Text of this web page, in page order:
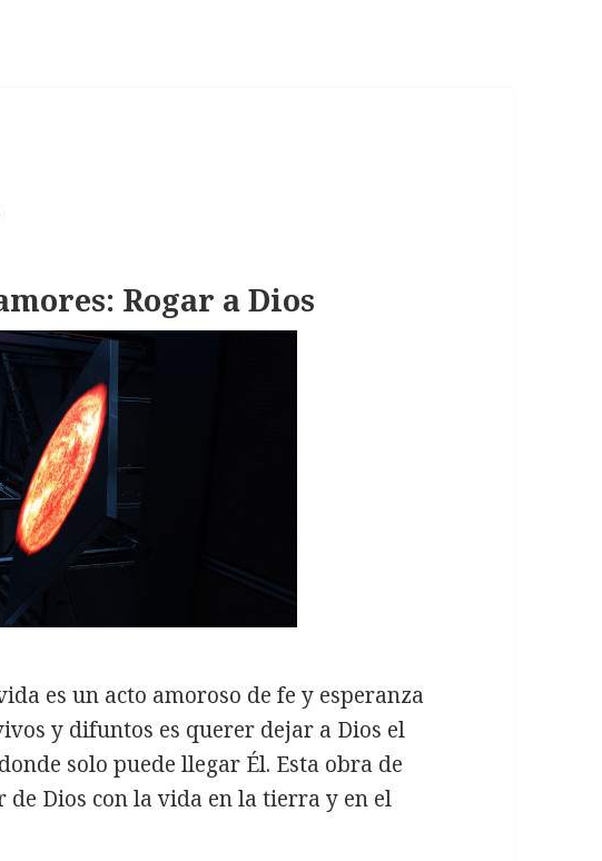
Rogar a Dios
es un acto amoroso de fe y esperanza
y difuntos es querer dejar a Dios el
solo puede llegar Él. Esta obra de
Dios con la vida en la tierra y en el